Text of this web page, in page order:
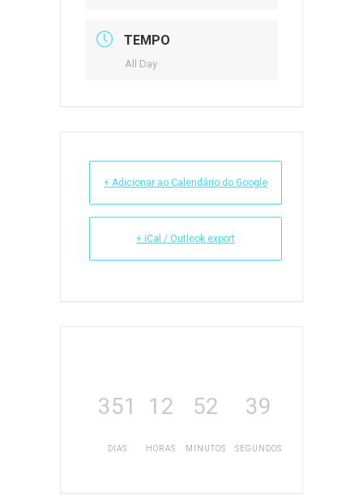
TEMPO
All Day
+ Adicionar ao Calendário do Google
+ iCal / Outlook export
351
DIAS
12
HORAS
52
MINUTOS
39
SEGUNDOS